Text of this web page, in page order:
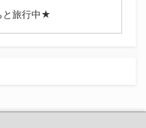
と旅行中★